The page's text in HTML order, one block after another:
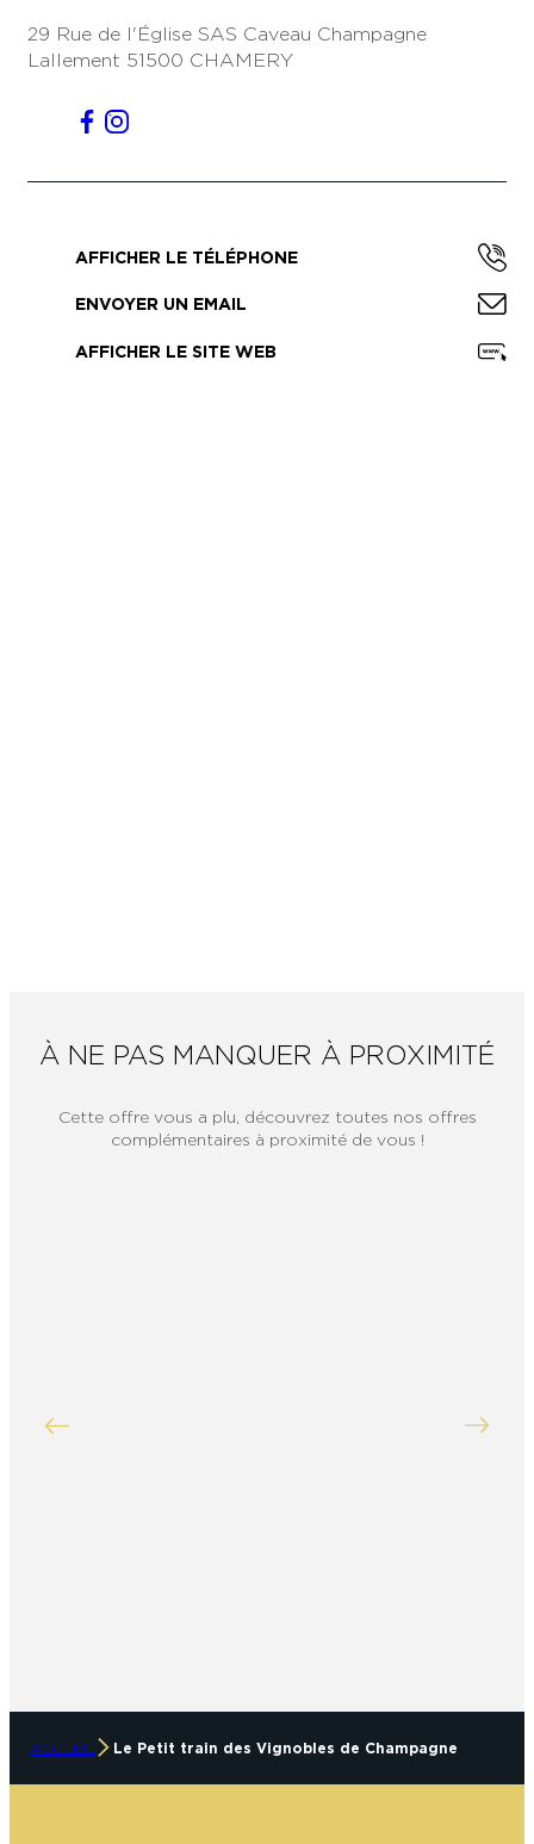
29 Rue de l'Église SAS Caveau Champagne
Lallement 51500 CHAMERY
AFFICHER LE TÉLÉPHONE
ENVOYER UN EMAIL
AFFICHER LE SITE WEB
À NE PAS MANQUER À PROXIMITÉ
Cette offre vous a plu, découvrez toutes nos offres
complémentaires à proximité de vous !
ACCUEIL Le Petit train des Vignobles de Champagne